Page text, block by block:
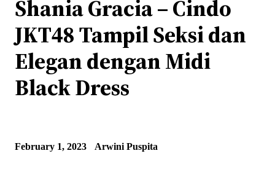
Shania Gracia – Cindo
JKT48 Tampil Seksi dan
Elegan dengan Midi
Black Dress
February 1, 2023 Arwini Puspita